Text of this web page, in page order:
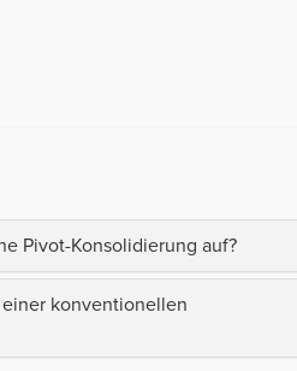
Pivot-Konsolidierung auf?
konventionellen